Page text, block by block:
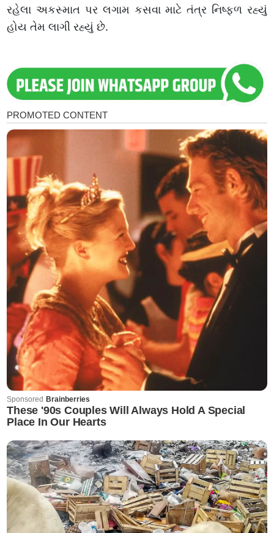
રહેલા અકસ્માત પર લગામ કસવા માટે તંત્ર નિષ્ફળ રહ્યું
હોય તેમ લાગી રહ્યું છે.